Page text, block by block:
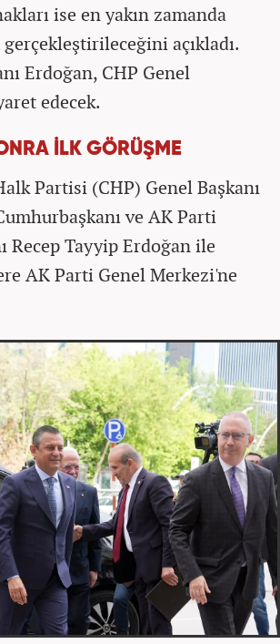
ise en yakın zamanda
açıkladı.
Erdoğan, CHP Genel
edecek.
İLK GÖRÜŞME
Partisi (CHP) Genel Başkanı
ve AK Parti
Recep Tayyip Erdoğan ile
AK Parti Genel Merkezi'ne